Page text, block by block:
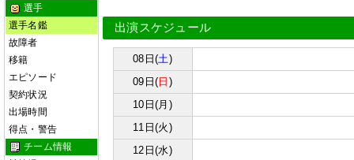
選手
選手名鑑
故障者
移籍
エピソード
契約状況
出場時間
得点・警告
チーム情報
出演スケジュール
08日(土)
09日( 日 )
10日(月)
11日(火)
12日(水)